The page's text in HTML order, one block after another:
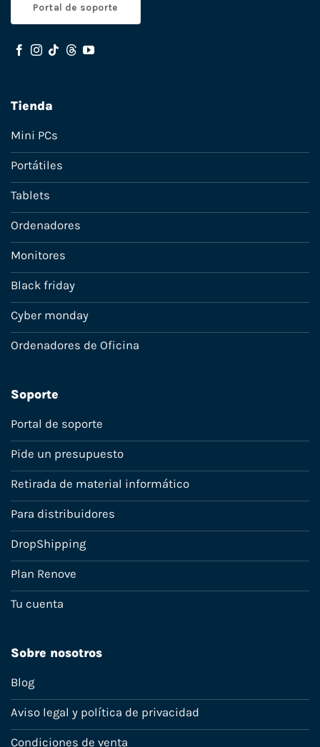
Portal de soporte
Tienda
Mini PCs
Portátiles
Tablets
Ordenadores
Monitores
Black friday
Cyber monday
Ordenadores de Oficina
Soporte
Portal de soporte
Pide un presupuesto
Retirada de material informático
Para distribuidores
DropShipping
Plan Renove
Tu cuenta
Sobre nosotros
Blog
Aviso legal y política de privacidad
Condiciones de venta